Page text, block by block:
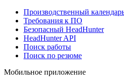
Производственный
Требования к ПО
Безопасный HeadHunter
HeadHunter API
Поиск работы
Поиск по резюме
Мобильное приложение